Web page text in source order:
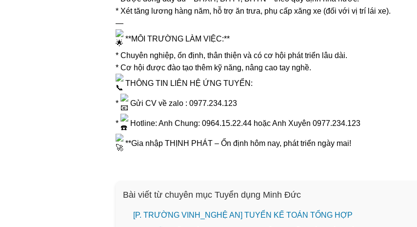
* Xét tăng lương hàng năm, hỗ trợ ăn trưa, phụ cấp xăng xe (đối với vị trí lái xe).
—
**MÔI TRƯỜNG LÀM VIỆC:**
* Chuyên nghiệp, ổn định, thân thiện và có cơ hội phát triển lâu dài.
* Cơ hội được đào tạo thêm kỹ năng, nâng cao tay nghề.
THÔNG TIN LIÊN HỆ ỨNG TUYỂN:
* Gửi CV về zalo : 0977.234.123
* Hotline: Anh Chung: 0964.15.22.44 hoặc Anh Xuyên 0977.234.123
**Gia nhập THỊNH PHÁT – Ổn định hôm nay, phát triển ngày mai!
Bài viết từ chuyên mục Tuyển dụng Minh Đức
[P. TRƯỜNG VINH_NGHỆ AN] TUYỂN KẾ TOÁN TỔNG HỢP